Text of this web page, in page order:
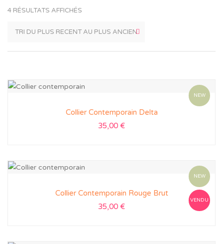
4 RÉSULTATS AFFICHÉS
NEW
Collier Contemporain Delta
35,00 €
NEW
VENDU
Collier Contemporain Rouge Brut
35,00 €